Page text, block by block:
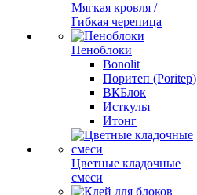
Мягкая кровля /
Гибкая черепица
Пеноблоки
Bonolit
Поритеп (Poritep)
ВКБлок
Исткульт
Итонг
Цветные кладочные
смеси